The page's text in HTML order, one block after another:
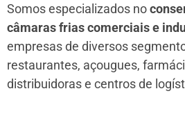
Somos especializados no
câmaras frias comerciais e
empresas de diversos
restaurantes, açougues,
distribuidoras e centros de